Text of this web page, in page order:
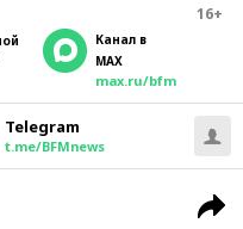
16+
Канал в
MAX
max.ru/bfm
Telegram
t.me/BFMnews